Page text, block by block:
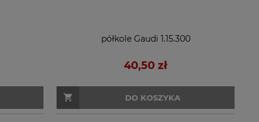
półkole Gaudi 1.15.300
40,50 zł
DO KOSZYKA